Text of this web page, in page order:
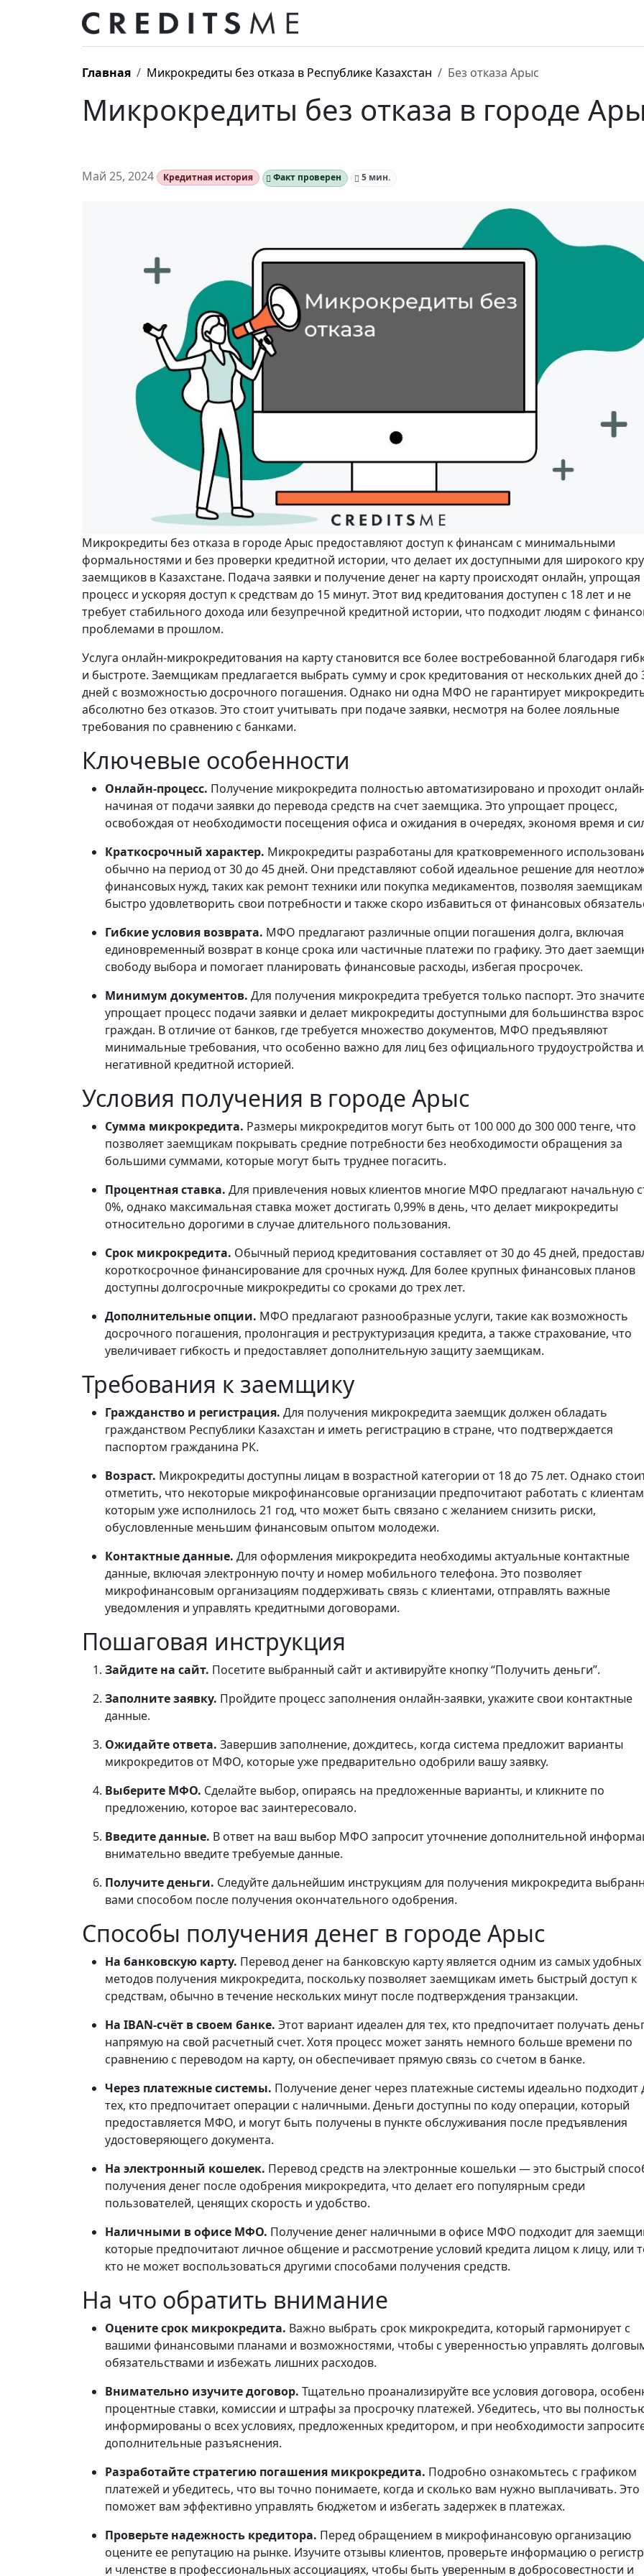
Главная Микрокредиты без отказа в Республике Казахстан Без отказа Арыс
Микрокредиты без отказа в городе
Май 25, 2024 Кредитная история Факт проверен 5 мин.
Микрокредиты без отказа в городе Арыс предоставляют доступ к финансам с минимальными
формальностями и без проверки кредитной истории, что делает их доступными для широкого
заемщиков в Казахстане. Подача заявки и получение денег на карту происходят онлайн, упрощая
процесс и ускоряя доступ к средствам до 15 минут. Этот вид кредитования доступен с 18 лет и не
требует стабильного дохода или безупречной кредитной истории, что подходит людям с
проблемами в прошлом.
Услуга онлайн-микрокредитования на карту становится все более востребованной благодаря
и быстроте. Заемщикам предлагается выбрать сумму и срок кредитования от нескольких дней до
дней с возможностью досрочного погашения. Однако ни одна МФО не гарантирует
абсолютно без отказов. Это стоит учитывать при подаче заявки, несмотря на более лояльные
требования по сравнению с банками.
Ключевые особенности
Онлайн-процесс. Получение микрокредита полностью автоматизировано и проходит
начиная от подачи заявки до перевода средств на счет заемщика. Это упрощает процесс,
освобождая от необходимости посещения офиса и ожидания в очередях, экономя время и
Краткосрочный характер. Микрокредиты разработаны для кратковременного
обычно на период от 30 до 45 дней. Они представляют собой идеальное решение для
финансовых нужд, таких как ремонт техники или покупка медикаментов, позволяя заемщикам
быстро удовлетворить свои потребности и также скоро избавиться от финансовых
Гибкие условия возврата. МФО предлагают различные опции погашения долга, включая
единовременный возврат в конце срока или частичные платежи по графику. Это дает
свободу выбора и помогает планировать финансовые расходы, избегая просрочек.
Минимум документов. Для получения микрокредита требуется только паспорт. Это
упрощает процесс подачи заявки и делает микрокредиты доступными для большинства
граждан. В отличие от банков, где требуется множество документов, МФО предъявляют
минимальные требования, что особенно важно для лиц без официального трудоустройства
негативной кредитной историей.
Условия получения в городе Арыс
Сумма микрокредита. Размеры микрокредитов могут быть от 100 000 до 300 000 тенге, что
позволяет заемщикам покрывать средние потребности без необходимости обращения за
большими суммами, которые могут быть труднее погасить.
Процентная ставка. Для привлечения новых клиентов многие МФО предлагают начальную
0%, однако максимальная ставка может достигать 0,99% в день, что делает микрокредиты
относительно дорогими в случае длительного пользования.
Срок микрокредита. Обычный период кредитования составляет от 30 до 45 дней,
короткосрочное финансирование для срочных нужд. Для более крупных финансовых планов
доступны долгосрочные микрокредиты со сроками до трех лет.
Дополнительные опции. МФО предлагают разнообразные услуги, такие как возможность
досрочного погашения, пролонгация и реструктуризация кредита, а также страхование, что
увеличивает гибкость и предоставляет дополнительную защиту заемщикам.
Требования к заемщику
Гражданство и регистрация. Для получения микрокредита заемщик должен обладать
гражданством Республики Казахстан и иметь регистрацию в стране, что подтверждается
паспортом гражданина РК.
Возраст. Микрокредиты доступны лицам в возрастной категории от 18 до 75 лет. Однако
отметить, что некоторые микрофинансовые организации предпочитают работать с
которым уже исполнилось 21 год, что может быть связано с желанием снизить риски,
обусловленные меньшим финансовым опытом молодежи.
Контактные данные. Для оформления микрокредита необходимы актуальные контактные
данные, включая электронную почту и номер мобильного телефона. Это позволяет
микрофинансовым организациям поддерживать связь с клиентами, отправлять важные
уведомления и управлять кредитными договорами.
Пошаговая инструкция
Зайдите на сайт. Посетите выбранный сайт и активируйте кнопку “Получить деньги”.
Заполните заявку. Пройдите процесс заполнения онлайн-заявки, укажите свои контактные
данные.
Ожидайте ответа. Завершив заполнение, дождитесь, когда система предложит варианты
микрокредитов от МФО, которые уже предварительно одобрили вашу заявку.
Выберите МФО. Сделайте выбор, опираясь на предложенные варианты, и кликните по
предложению, которое вас заинтересовало.
Введите данные. В ответ на ваш выбор МФО запросит уточнение дополнительной
внимательно введите требуемые данные.
Получите деньги. Следуйте дальнейшим инструкциям для получения микрокредита
вами способом после получения окончательного одобрения.
Способы получения денег в городе Арыс
На банковскую карту. Перевод денег на банковскую карту является одним из самых удобных
методов получения микрокредита, поскольку позволяет заемщикам иметь быстрый доступ к
средствам, обычно в течение нескольких минут после подтверждения транзакции.
На IBAN-счёт в своем банке. Этот вариант идеален для тех, кто предпочитает получать
напрямую на свой расчетный счет. Хотя процесс может занять немного больше времени по
сравнению с переводом на карту, он обеспечивает прямую связь со счетом в банке.
Через платежные системы. Получение денег через платежные системы идеально подходит
тех, кто предпочитает операции с наличными. Деньги доступны по коду операции, который
предоставляется МФО, и могут быть получены в пункте обслуживания после предъявления
удостоверяющего документа.
На электронный кошелек. Перевод средств на электронные кошельки — это быстрый
получения денег после одобрения микрокредита, что делает его популярным среди
пользователей, ценящих скорость и удобство.
Наличными в офисе МФО. Получение денег наличными в офисе МФО подходит для
которые предпочитают личное общение и рассмотрение условий кредита лицом к лицу, или
кто не может воспользоваться другими способами получения средств.
На что обратить внимание
Оцените срок микрокредита. Важно выбрать срок микрокредита, который гармонирует с
вашими финансовыми планами и возможностями, чтобы с уверенностью управлять
обязательствами и избежать лишних расходов.
Внимательно изучите договор. Тщательно проанализируйте все условия договора,
процентные ставки, комиссии и штрафы за просрочку платежей. Убедитесь, что вы
информированы о всех условиях, предложенных кредитором, и при необходимости
дополнительные разъяснения.
Разработайте стратегию погашения микрокредита. Подробно ознакомьтесь с графиком
платежей и убедитесь, что вы точно понимаете, когда и сколько вам нужно выплачивать. Это
поможет вам эффективно управлять бюджетом и избегать задержек в платежах.
Проверьте надежность кредитора. Перед обращением в микрофинансовую организацию
оцените ее репутацию на рынке. Изучите отзывы клиентов, проверьте информацию о
и членстве в профессиональных ассоциациях, чтобы быть уверенным в добросовестности и